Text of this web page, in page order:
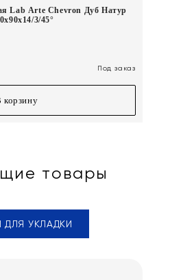
Lab Arte Chevron Дуб Натур
3/45°
Под заказ
корзину
товары
ДЛЯ УКЛАДКИ